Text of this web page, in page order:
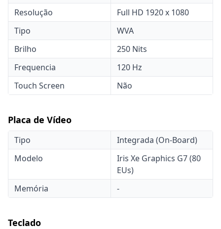
Resolução
Full HD 1920 x 1080
Tipo
WVA
Brilho
250 Nits
Frequencia
120 Hz
Touch Screen
Não
Placa de Vídeo
Tipo
Integrada (On-Board)
Modelo
Iris Xe Graphics G7 (80
EUs)
Memória
-
Teclado